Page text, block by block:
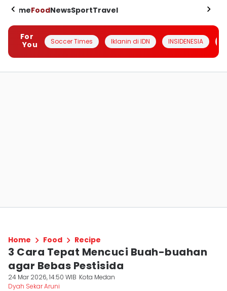
HomeFoodNewsSportTravel
For
You
Soccer Times Iklanin di IDN INSIDENESIA
Home Food Recipe
3 Cara Tepat Mencuci Buah-buahan
agar Bebas Pestisida
24 Mar 2026, 14:50 WIB Kota Medan
Dyah Sekar Aruni